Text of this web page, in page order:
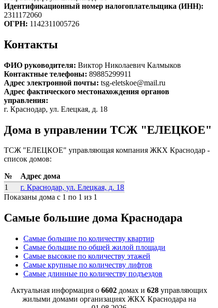
Идентификационный номер налогоплательщика (ИНН):
2311172060
ОГРН: 1142311005726
Контакты
ФИО руководителя: Виктор Николаевич Калмыков
Контактные телефоны: 89885299911
Адрес электронной почты: tsg-eletskoe@mail.ru
Адрес фактического местонахождения органов
управления:
г. Краснодар, ул. Елецкая, д. 18
Дома в управлении ТСЖ "ЕЛЕЦКОЕ"
ТСЖ "ЕЛЕЦКОЕ" управляющая компания ЖКХ Краснодар -
список домов:
№
Адрес дома
1
г. Краснодар, ул. Елецкая, д. 18
Показаны дома с 1 по 1 из 1
Самые большие дома Краснодара
Самые большие по количеству квартир
Самые большие по общей жилой площади
Самые высокие по количеству этажей
Самые крупные по количеству лифтов
Самые длинные по количеству подъездов
Актуальная информация о 6602 домах и 628 управляющих
жилыми домами организациях ЖКХ Краснодара на